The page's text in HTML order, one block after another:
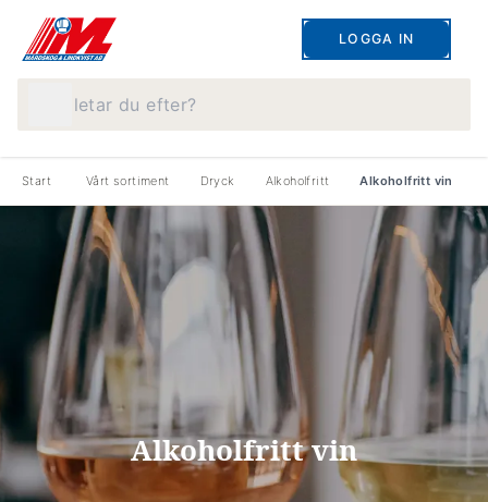
LOGGA IN
Start Vårt sortiment Dryck Alkoholfritt Alkoholfritt vin
Alkoholfritt vin